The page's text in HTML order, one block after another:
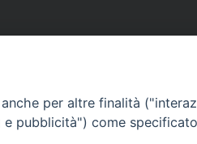
per altre finalità
pubblicità") come